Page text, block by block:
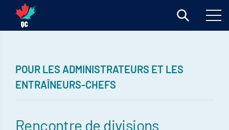
POUR LES ADMINISTRATEURS ET LES
ENTRAÎNEURS-CHEFS
Rencontre de divisions